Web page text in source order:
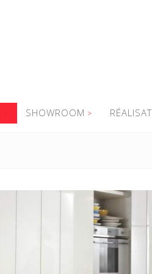
SHOWROOM